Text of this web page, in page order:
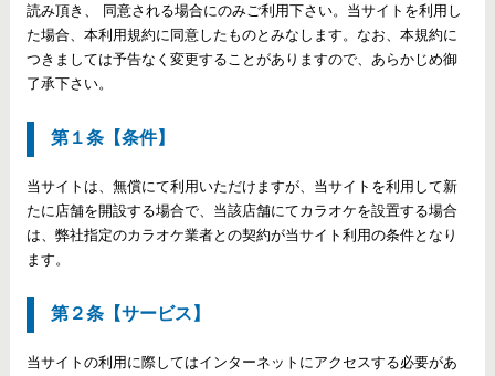
読み頂き、 同意される場合にのみご利用下さい。当サイトを利用し
た場合、本利用規約に同意したものとみなします。なお、本規約に
つきましては予告なく変更することがありますので、あらかじめ御
了承下さい。
第１条【条件】
当サイトは、無償にて利用いただけますが、当サイトを利用して新
たに店舗を開設する場合で、当該店舗にてカラオケを設置する場合
は、弊社指定のカラオケ業者との契約が当サイト利用の条件となり
ます。
第２条【サービス】
当サイトの利用に際してはインターネットにアクセスする必要があ